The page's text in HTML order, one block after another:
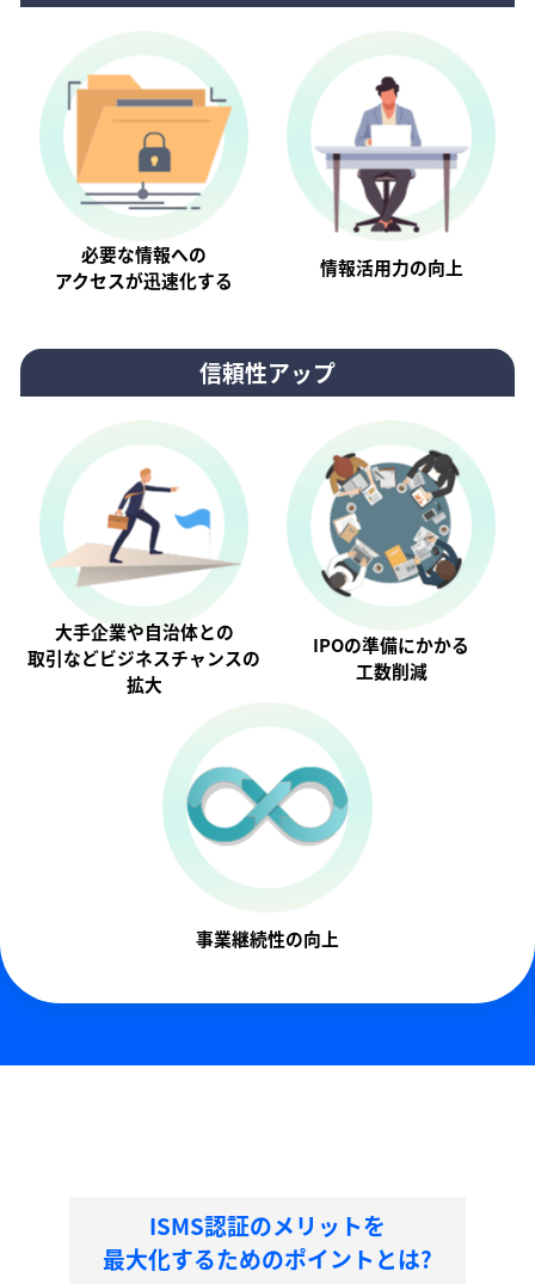
必要な情報への
アクセスが迅速化する
情報活⽤⼒の向上
信頼性アップ
大手企業や自治体との
取引などビジネスチャンスの
拡大
IPOの準備にかかる
工数削減
事業継続性の向上
ISMS認証のメリットを
最大化するためのポイントとは?